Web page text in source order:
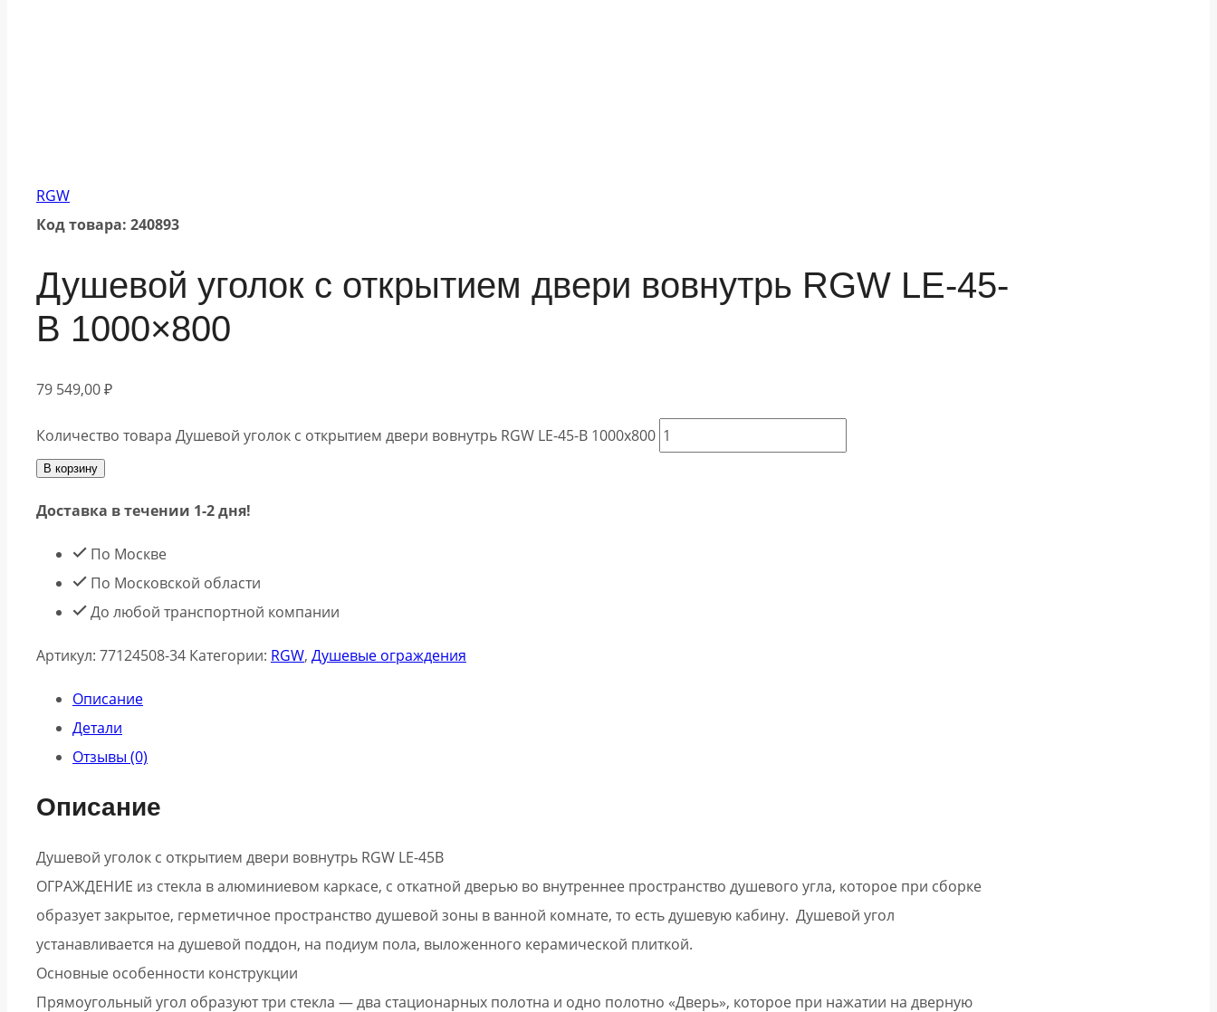
RGW
Код товара: 240893
Душевой уголок с открытием двери вовнутрь RGW LE-45-
B 1000×800
79 549,00₽
Количество товара Душевой уголок с открытием двери вовнутрь RGW LE-45-B 1000x800
В корзину
Доставка в течении 1-2 дня!
По Москве
По Московской области
До любой транспортной компании
Артикул: 77124508-34 Категории: RGW, Душевые ограждения
Описание
Детали
Отзывы (0)
Описание
Душевой уголок с открытием двери вовнутрь RGW LE-45B
ОГРАЖДЕНИЕ из стекла в алюминиевом каркасе, с откатной дверью во внутреннее пространство душевого угла, которое при сборке
образует закрытое, герметичное пространство душевой зоны в ванной комнате, то есть душевую кабину. Душевой угол
устанавливается на душевой поддон, на подиум пола, выложенного керамической плиткой.
Основные особенности конструкции
Прямоугольный угол образуют три стекла — два стационарных полотна и одно полотно «Дверь», которое при нажатии на дверную